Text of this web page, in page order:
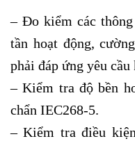
– Đo kiểm các
tần hoạt động,
phải đáp ứng yêu cầu
– Kiểm tra độ bền
chẩn IEC268-5.
– Kiểm tra điều